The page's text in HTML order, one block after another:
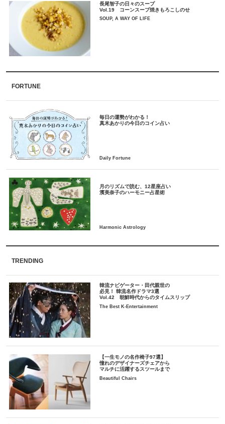
長尾智子の日々のスープ
Vol.19 コーンスープ焼きもろこしのせ
SOUP, A WAY OF LIFE
FORTUNE
毎日の運勢がわかる！
月のリズムで読む、12星座占い
TRENDING
韓流ナビゲーター・田代親世の
必見！ 韓流名作ドラマ3選
Vol.42 朝鮮時代からのタイムスリップ
The Best K-Entertainment
【一生モノの名作椅子97選】
憧れのデザイナーズチェアから
マルチに活躍するスツールまで
Beautiful Chairs